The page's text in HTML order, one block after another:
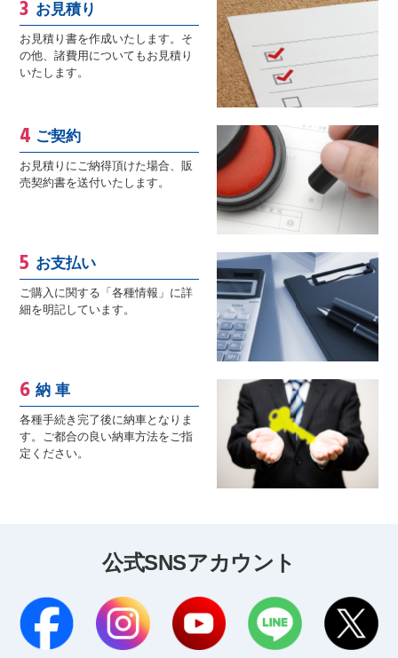
お見積り
お見積り書を作成いたします。そ
の他、諸費用についてもお見積り
いたします。
ご契約
お見積りにご納得頂けた場合、販
売契約書を送付いたします。
お支払い
ご購入に関する「各種情報」に詳
細を明記しています。
納 車
各種手続き完了後に納車となりま
す。ご都合の良い納車方法をご指
定ください。
公式SNSアカウント